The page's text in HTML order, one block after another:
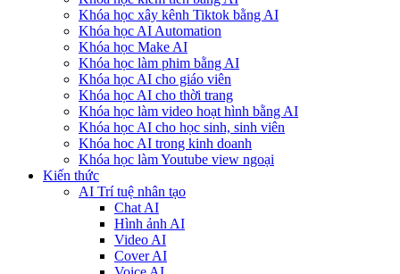
Khóa học xây kênh Tiktok bằng AI
Khóa học AI Automation
Khóa học Make AI
Khóa học làm phim bằng AI
Khóa học AI cho giáo viên
Khóa học AI cho thời trang
Khóa học làm video hoạt hình bằng AI
Khóa học AI cho học sinh, sinh viên
Khóa hoc AI trong kinh doanh
Khóa học làm Youtube view ngoại
Kiến thức
AI Trí tuệ nhân tạo
Chat AI
Hình ảnh AI
Video AI
Cover AI